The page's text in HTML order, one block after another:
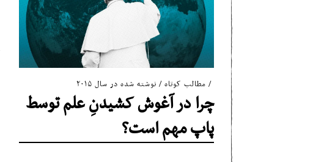
مطالب کوتاه/ نوشته شده در سال ۲۰۱۵
چرا در آغوش کشیدنِ علم توسط
پاپ مهم است؟